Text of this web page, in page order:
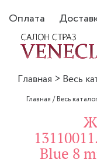
Оплата
Главная > Весь
Главная /Весь каталог
Blue 8